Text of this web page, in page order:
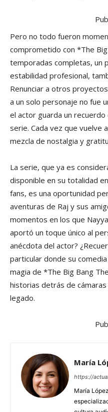
Pero no todo fueron
comprometido con *The
temporadas completas, un
estabilidad profesional,
Renunciar a otros
a un solo personaje no fue
el actor guarda un
serie. Cada vez que vuelve
mezcla de nostalgia y
La serie, que ya es
disponible en su totalidad
fans, es una oportunidad
aventuras de Raj y sus
momentos en los que
aportó un toque único al
anécdota del actor?
particular donde su
magia de *The Big Bang
historias detrás de
legado.
María
https://
María